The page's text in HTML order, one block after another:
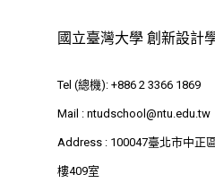
國立臺灣大學 創新設計
Tel (總機): +886 2 3366 1869
Mail : ntudschool@ntu.edu.tw
Address : 100047臺北市中正
樓409室